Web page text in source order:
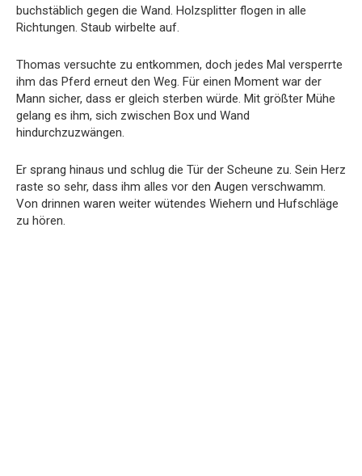
buchstäblich gegen die Wand. Holzsplitter flogen in alle
Richtungen. Staub wirbelte auf.
Thomas versuchte zu entkommen, doch jedes Mal versperrte
ihm das Pferd erneut den Weg. Für einen Moment war der
Mann sicher, dass er gleich sterben würde. Mit größter Mühe
gelang es ihm, sich zwischen Box und Wand
hindurchzuzwängen.
Er sprang hinaus und schlug die Tür der Scheune zu. Sein Herz
raste so sehr, dass ihm alles vor den Augen verschwamm.
Von drinnen waren weiter wütendes Wiehern und Hufschläge
zu hören.